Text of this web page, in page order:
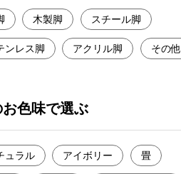
木製脚 スチール脚
ンレス脚 アクリル脚 その他
色味で選ぶ
ュラル アイボリー 畳